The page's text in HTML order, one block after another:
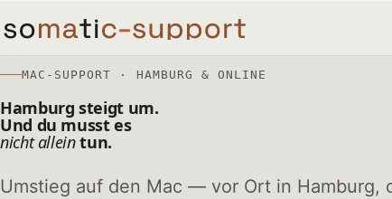
MAC-SUPPORT · HAMBURG & ONLINE
Hamburg steigt um.
Und du musst es
nicht alleintun.
Umstieg auf den Mac — vor Ort in Hamburg,